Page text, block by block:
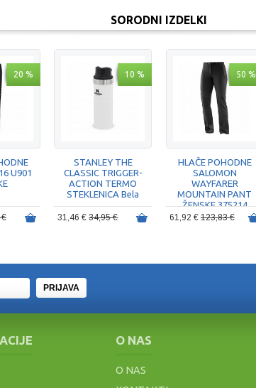
SORODNI IZDELKI
20 %
U901
€
10 %
STANLEY THE
CLASSIC TRIGGER-
ACTION TERMO
STEKLENICA Bela
31,46 €34,95 €
50 %
HLAČE POHODNE
SALOMON
WAYFARER
MOUNTAIN PANT
ŽENSKE 375214
BLACK
61,92 €123,83 €
PRIJAVA
O NAS
O NAS